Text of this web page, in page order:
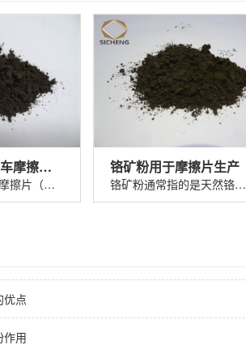
铬矿粉325#汽车摩擦片（刹车片）
铬矿粉325 汽车摩擦片（刹车片）铬矿粉......
铬矿粉用于摩擦片生产
铬矿粉通常指的是天然铬铁矿（主要成分......
优点
作用